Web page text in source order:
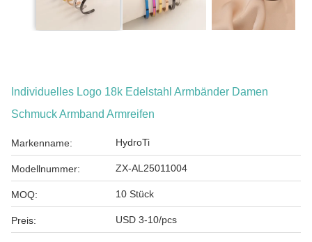
Individuelles Logo 18k Edelstahl Armbänder Damen
Schmuck Armband Armreifen
Markenname: HydroTi
Modellnummer: ZX-AL25011004
MOQ: 10 Stück
Preis: USD 3-10/pcs